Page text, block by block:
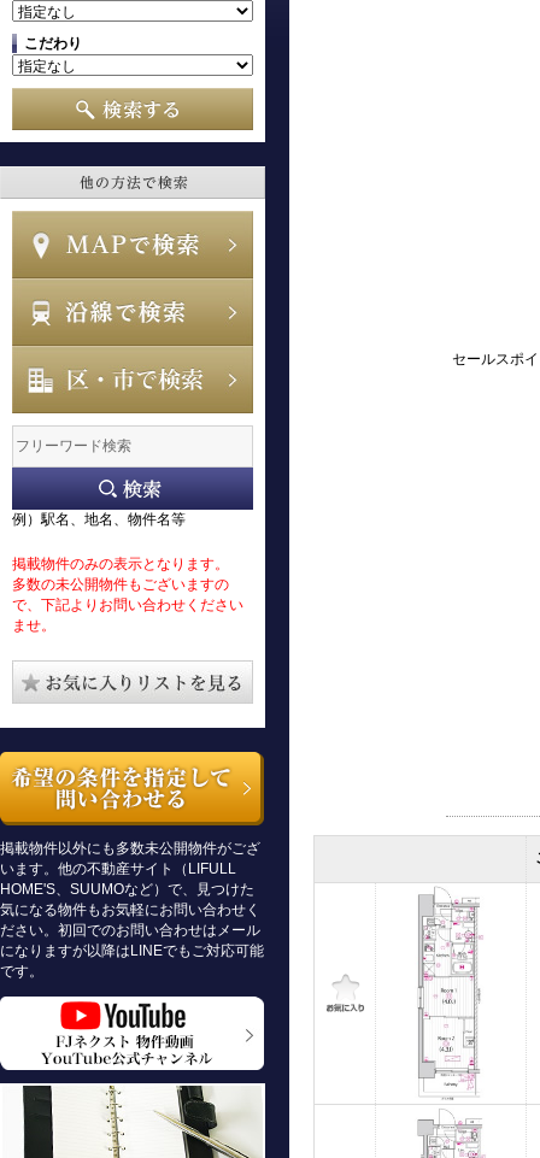
こだわり
例）駅名、地名、物件名等
掲載物件のみの表示となります。
多数の未公開物件もございますの
で、下記よりお問い合わせください
ませ。
掲載物件以外にも多数未公開物件がござ
います。他の不動産サイト（LIFULL
HOME'S、SUUMOなど）で、見つけた
気になる物件もお気軽にお問い合わせく
ださい。初回でのお問い合わせはメール
になりますが以降はLINEでもご対応可能
です。
セールスポ